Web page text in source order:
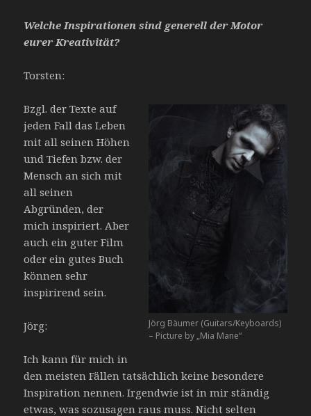
Welche Inspirationen sind generell der Motor
eurer Kreativität?
Torsten:
Jörg Bäumer (Guitars/Keyboards)
– Picture by „Mia Mane“
Bzgl. der Texte auf
jeden Fall das Leben
mit all seinen Höhen
und Tiefen bzw. der
Mensch an sich mit
all seinen
Abgründen, der
mich inspiriert. Aber
auch ein guter Film
oder ein gutes Buch
können sehr
inspirirend sein.
Jörg:
Ich kann für mich in
den meisten Fällen tatsächlich keine besondere
Inspiration nennen. Irgendwie ist in mir ständig
etwas, was sozusagen raus muss. Nicht selten